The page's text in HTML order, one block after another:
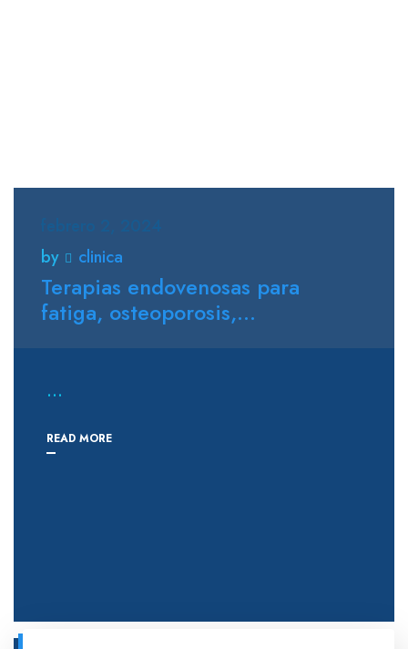
by
clinica
Terapias endovenosas para
fatiga, osteoporosis,...
...
READ MORE